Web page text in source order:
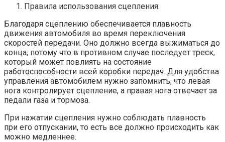
Правила использования сцепления.
Благодаря сцеплению обеспечивается плавность
движения автомобиля во время переключения
скоростей передачи. Оно должно всегда выжиматься до
конца, потому что в противном случае последует треск,
который может повлиять на состояние
работоспособности всей коробки передач. Для удобства
управления автомобилем нужно запомнить, что левая
нога контролирует сцепление, а правая нога отвечает за
педали газа и тормоза.
При нажатии сцепления нужно соблюдать плавность
при его отпускании, то есть все должно происходить как
можно медленнее.